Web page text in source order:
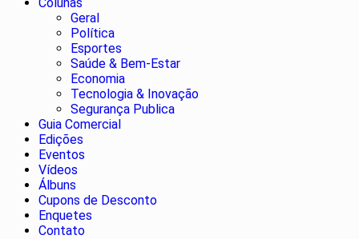
Geral
Política
Esportes
Saúde & Bem-Estar
Economia
Tecnologia & Inovação
Segurança Publica
Guia Comercial
Edições
Eventos
Vídeos
Álbuns
Cupons de Desconto
Enquetes
Contato